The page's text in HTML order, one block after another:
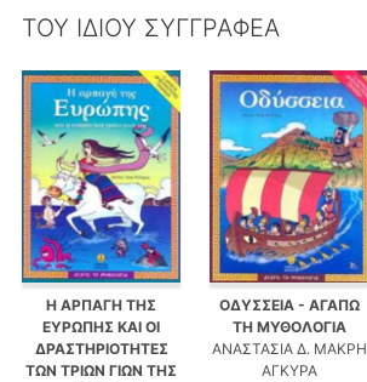
ΤΟΥ ΙΔΙΟΥ ΣΥΓΓΡΑΦΕΑ
Η ΑΡΠΑΓΗ ΤΗΣ
ΕΥΡΩΠΗΣ ΚΑΙ ΟΙ
ΔΡΑΣΤΗΡΙΟΤΗΤΕΣ
ΤΩΝ ΤΡΙΩΝ ΓΙΩΝ ΤΗΣ
ΟΔΥΣΣΕΙΑ - ΑΓΑΠΩ
ΤΗ ΜΥΘΟΛΟΓΙΑ
ΑΝΑΣΤΑΣΙΑ Δ. ΜΑΚΡΗ
ΑΓΚΥΡΑ